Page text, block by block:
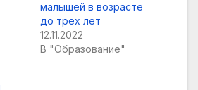
малышей в возрасте
до трех лет
12.11.2022
В "Образование"